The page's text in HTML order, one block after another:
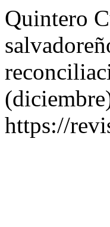
Quintero
https://